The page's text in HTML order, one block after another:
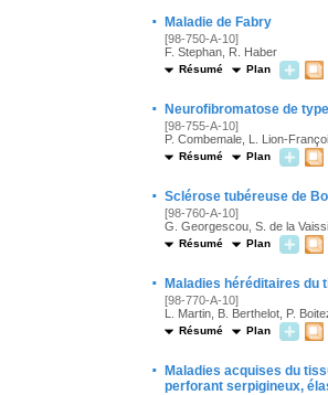
· Maladie de Fabry
[98-750-A-10]
F. Stephan, R. Haber
Résumé Plan
· Neurofibromatose de
[98-755-A-10]
P. Combemale, L. Lion-
Résumé Plan
· Sclérose tubéreuse de
[98-760-A-10]
G. Georgescou, S. de la
Résumé Plan
· Maladies héréditaires du
[98-770-A-10]
L. Martin, B. Berthelot, P.
Résumé Plan
·
Maladies acquises du
perforant serpigineux,